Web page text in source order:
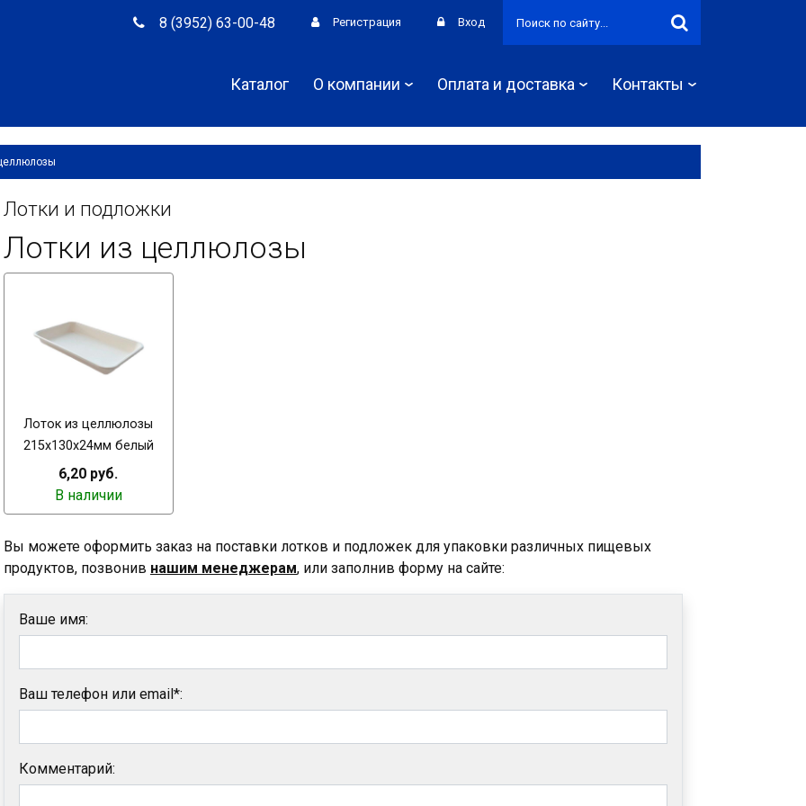
8 (3952) 63-00-48 Регистрация Вход
Каталог О компании Оплата и доставка Контакты
Лотки и подложки
Лотки из целлюлозы
Лоток из целлюлозы
215х130х24мм белый
6,20 руб.
В наличии
Вы можете оформить заказ на поставки лотков и подложек для упаковки различных пищевых
продуктов, позвонив нашим менеджерам, или заполнив форму на сайте:
Ваше имя:
Ваш телефон или email*:
Комментарий: